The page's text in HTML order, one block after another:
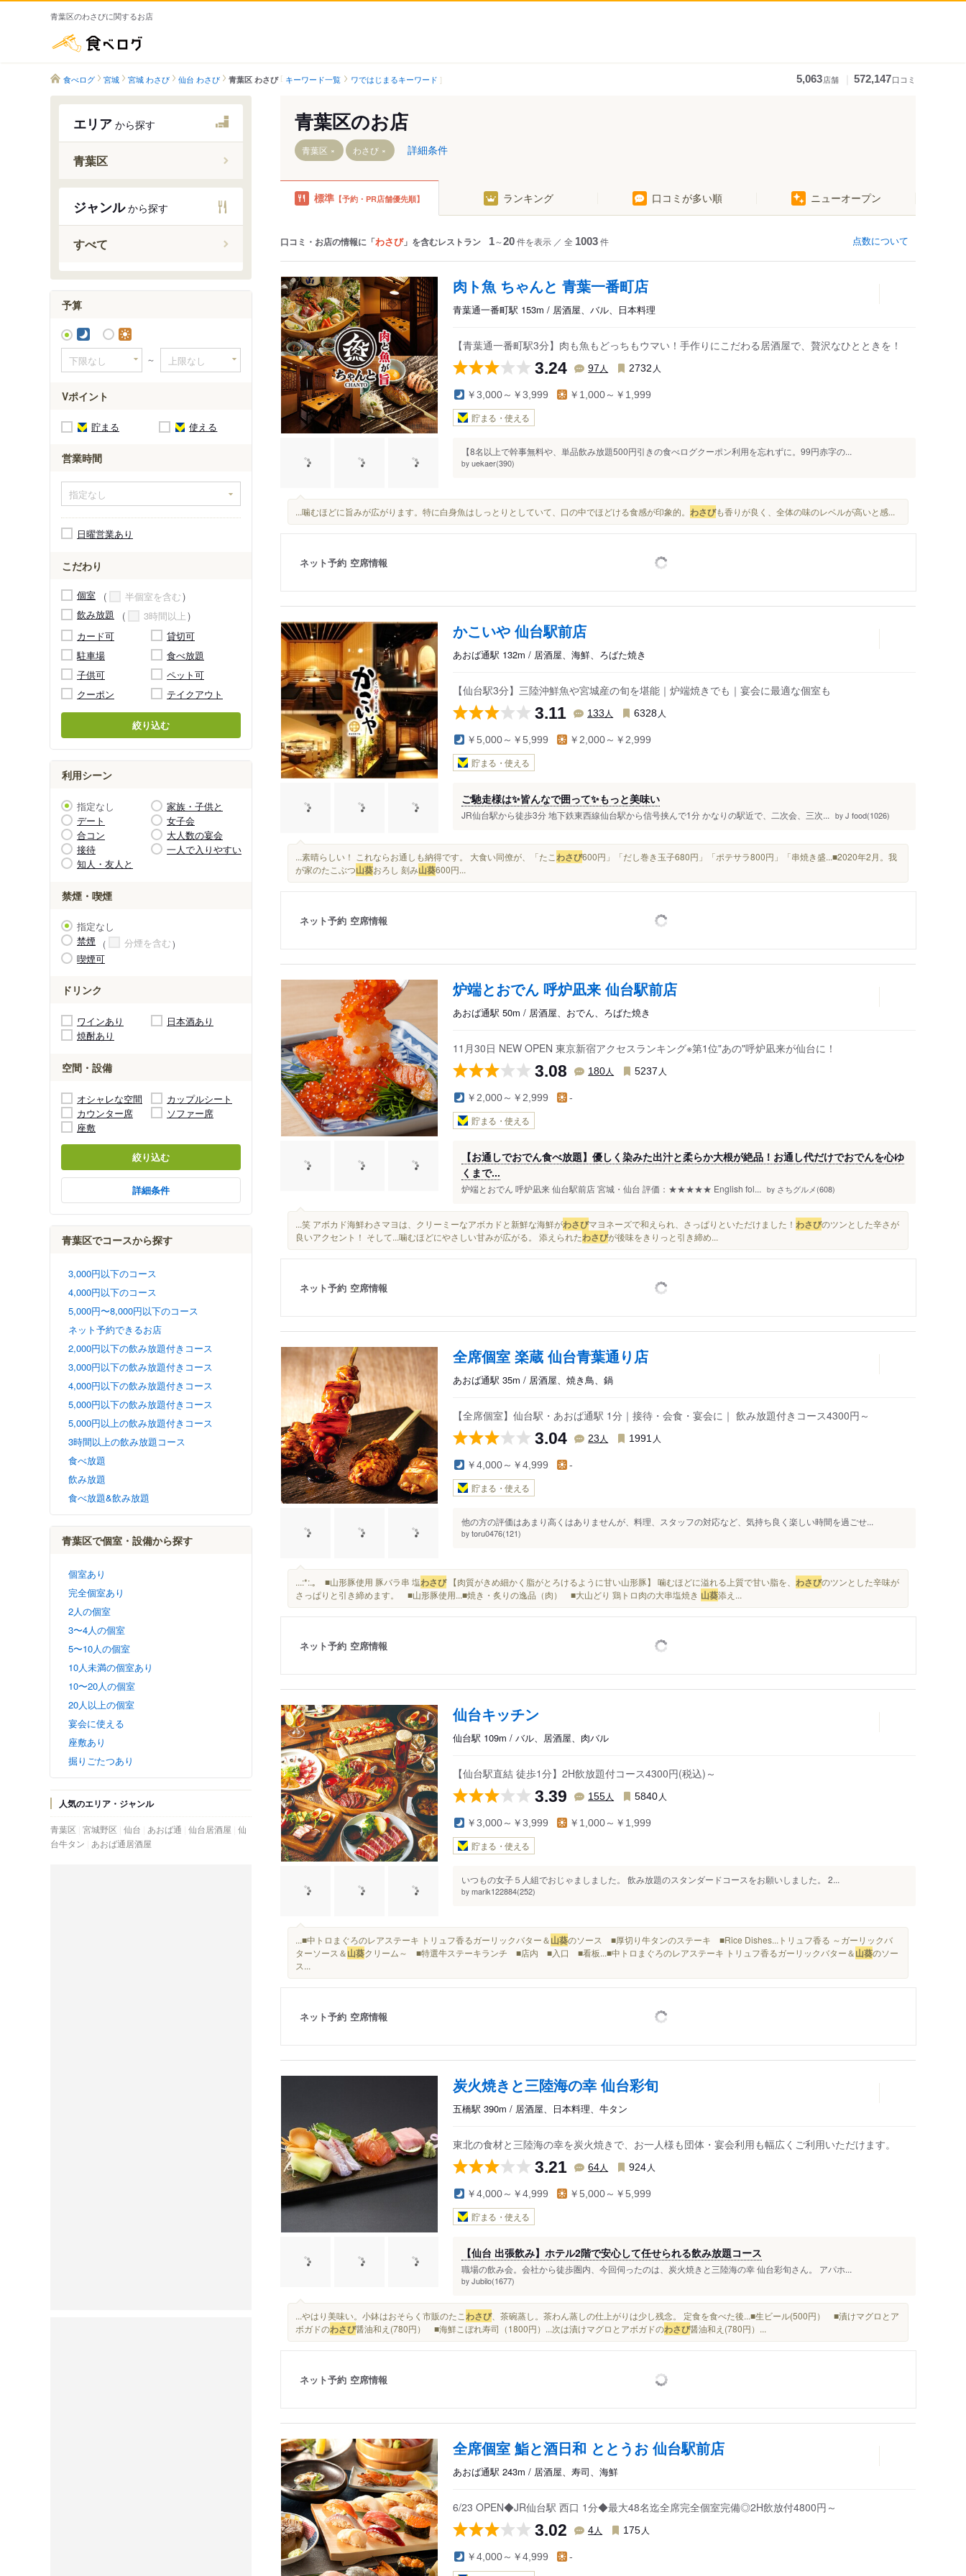
青葉区のわさびに関するお店
食べログ 宮城 宮城 わさび 仙台 わさび 青葉区 わさび キーワード一覧 ワではじまるキーワード 5,063店舗 572,147口コミ
エリア から探す
青葉区
青葉山駅
国際センター駅
大町西公園駅
青葉通一番町駅
仙台駅
東照宮駅
北仙台駅
北山駅
国見駅
葛岡駅
陸前落合駅
愛子駅
陸前白沢駅
熊ケ根駅
作並駅
あおば通駅
旭ケ丘駅
台原駅
広瀬通駅
五橋駅
ジャンルから探す
すべて
予算
～
Vポイント
貯まる 使える
営業時間
日曜営業あり
こだわり
個室
半個室を含む
飲み放題
3時間以上
カード可
貸切可
駐車場
食べ放題
子供可
ペット可
クーポン
テイクアウト
絞り込む
利用シーン
指定なし
家族・子供と
デート
女子会
合コン
大人数の宴会
接待
一人で入りやすい
知人・友人と
禁煙・喫煙
指定なし
禁煙
分煙を含む
喫煙可
ドリンク
ワインあり
日本酒あり
焼酎あり
空間・設備
オシャレな空間
カップルシート
カウンター席
ソファー席
座敷
絞り込む
詳細条件
青葉区でコースから探す
3,000円以下のコース
4,000円以下のコース
5,000円〜8,000円以下のコース
ネット予約できるお店
2,000円以下の飲み放題付きコース
3,000円以下の飲み放題付きコース
4,000円以下の飲み放題付きコース
5,000円以下の飲み放題付きコース
5,000円以上の飲み放題付きコース
3時間以上の飲み放題コース
食べ放題
飲み放題
食べ放題&飲み放題
青葉区で個室・設備から探す
個室あり
完全個室あり
2人の個室
3〜4人の個室
5〜10人の個室
10人未満の個室あり
10〜20人の個室
20人以上の個室
宴会に使える
座敷あり
掘りごたつあり
人気のエリア・ジャンル
青葉区 宮城野区 仙台 あおば通 仙台居酒屋 仙
台牛タン
あおば通居酒屋
青葉区のお店
青葉区 わさび 詳細条件
標準 【予約・PR店舗優先順】 ランキング 口コミが多い順 ニューオープン
口コミ・お店の情報に「わさび」を含むレストラン 1～20件を表示 ／ 全 1003件 点数について
肉ト魚 ちゃんと 青葉一番町店
青葉通一番町駅 153m / 居酒屋、バル、日本料理
【青葉通一番町駅3分】肉も魚もどっちもウマい！手作りにこだわる居酒屋で、贅沢なひとときを！
3.24 97 人 2732 人
￥3,000～￥3,999 ￥1,000～￥1,999
貯まる・使える
【8名以上で幹事無料や、単品飲み放題500円引きの食べログクーポン利用を忘れずに。99円赤字の...
by uekaer(390)
...噛むほどに旨みが広がります。特に白身魚はしっとりとしていて、口の中でほどける食感が印象的。 わさびも香りが良く、全体の味のレベルが高いと感...
ネット予約 空席情報
かこいや 仙台駅前店
あおば通駅 132m / 居酒屋、海鮮、ろばた焼き
【仙台駅3分】三陸沖鮮魚や宮城産の旬を堪能｜炉端焼きでも｜宴会に最適な個室も
3.11 133 人 6328 人
￥5,000～￥5,999 ￥2,000～￥2,999
貯まる・使える
ご馳走様は✨皆んなで囲って✨もっと美味い
JR仙台駅から徒歩3分 地下鉄東西線仙台駅から信号挟んで1分 かなりの駅近で、二次会、三次... by J food(1026)
...素晴らしい！ これならお通しも納得です。 大食い同僚が、「たこわさび600円」「だし巻き玉子680円」「ポテサラ800円」「串焼き盛...■2020年2月。我
が家のたこぶつ山葵おろし 刻み山葵600円...
ネット予約 空席情報
炉端とおでん 呼炉凪来 仙台駅前店
あおば通駅 50m / 居酒屋、おでん、ろばた焼き
11月30日 NEW OPEN 東京新宿アクセスランキング※第1位"あの"呼炉凪来が仙台に！
3.08 180人 5237 人
￥2,000～￥2,999 -
貯まる・使える
【お通しでおでん食べ放題】優しく染みた出汁と柔らか大根が絶品！お通し代だけでおでんを心ゆ
くまで...
炉端とおでん 呼炉凪来 仙台駅前店 宮城・仙台 評価：★★★★★ English fol... by さちグルメ(608)
...笑 アボカド海鮮わさマヨは、クリーミーなアボカドと新鮮な海鮮がわさびマヨネーズで和えられ、さっぱりといただけました！ わさびのツンとした辛さが
良いアクセント！ そして...噛むほどにやさしい甘みが広がる。 添えられたわさびが後味をきりっと引き締め...
ネット予約 空席情報
全席個室 楽蔵 仙台青葉通り店
あおば通駅 35m / 居酒屋、焼き鳥、鍋
【全席個室】仙台駅・あおば通駅 1分｜接待・会食・宴会に｜ 飲み放題付きコース4300円～
3.04 23 人 1991 人
￥4,000～￥4,999 -
貯まる・使える
他の方の評価はあまり高くはありませんが、料理、スタッフの対応など、気持ち良く楽しい時間を過ごせ...
by toru0476(121)
...:*:.｡ ■山形豚使用 豚バラ串 塩わさび【肉質がきめ細かく脂がとろけるように甘い山形豚】 噛むほどに溢れる上質で甘い脂を、 わさびのツンとした辛味が
さっぱりと引き締めます。 ■山形豚使用...■焼き・炙りの逸品（肉） ■大山どり 鶏トロ肉の大串塩焼き 山葵添え...
ネット予約 空席情報
仙台キッチン
仙台駅 109m / バル、居酒屋、肉バル
【仙台駅直結 徒歩1分】2H飲放題付コース4300円(税込)～
3.39 155人 5840 人
￥3,000～￥3,999 ￥1,000～￥1,999
貯まる・使える
いつもの女子５人組でおじゃましました。 飲み放題のスタンダードコースをお願いしました。 2...
by marik122884(252)
...■中トロまぐろのレアステーキ トリュフ香るガーリックバター＆山葵のソース ■厚切り牛タンのステーキ ■Rice Dishes...トリュフ香る ～ガーリックバ
ターソース＆山葵クリーム～ ■特選牛ステーキランチ ■店内 ■入口 ■看板...■中トロまぐろのレアステーキ トリュフ香るガーリックバター＆山葵のソー
ス...
ネット予約 空席情報
炭火焼きと三陸海の幸 仙台彩旬
五橋駅 390m / 居酒屋、日本料理、牛タン
東北の食材と三陸海の幸を炭火焼きで、お一人様も団体・宴会利用も幅広くご利用いただけます。
3.21 64人 924 人
￥4,000～￥4,999 ￥5,000～￥5,999
貯まる・使える
【仙台 出張飲み】ホテル2階で安心して任せられる飲み放題コース
職場の飲み会。会社から徒歩圏内、今回伺ったのは、炭火焼きと三陸海の幸 仙台彩旬さん。 アパホ...
by Jubilo(1677)
...やはり美味い。小鉢はおそらく市販のたこわさび、茶碗蒸し。茶わん蒸しの仕上がりは少し残念。 定食を食べた後...■生ビール(500円） ■漬けマグロとア
ボガドのわさび醤油和え(780円） ■海鮮こぼれ寿司（1800円）...次は漬けマグロとアボガドのわさび醤油和え(780円）...
ネット予約 空席情報
全席個室 鮨と酒日和 ととうお 仙台駅前店
あおば通駅 243m / 居酒屋、寿司、海鮮
6/23 OPEN◆JR仙台駅 西口 1分◆最大48名迄全席完全個室完備◎2H飲放付4800円～
3.02 4人 175 人
￥4,000～￥4,999 -